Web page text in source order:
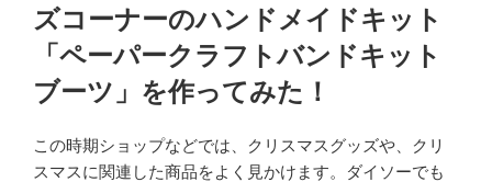
ズコーナーのハンドメイドキット
「ペーパークラフトバンドキット
ブーツ」を作ってみた！
この時期ショップなどでは、クリスマスグッズや、クリ
スマスに関連した商品をよく見かけます。ダイソーでも